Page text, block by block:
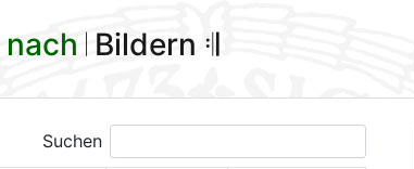
nach 𝄀 Bildern 𝄇
Suchen